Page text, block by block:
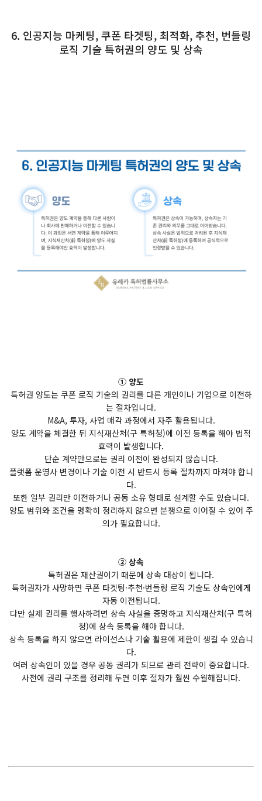
6. 인공지능 마케팅, 쿠폰 타겟팅, 최적화, 추천, 번들링
로직 기술 특허권의 양도 및 상속
① 양도
특허권 양도는 쿠폰 로직 기술의 권리를 다른 개인이나 기업으로 이전하
는 절차입니다.
M&A, 투자, 사업 매각 과정에서 자주 활용됩니다.
양도 계약을 체결한 뒤 지식재산처(구 특허청)에 이전 등록을 해야 법적
효력이 발생합니다.
단순 계약만으로는 권리 이전이 완성되지 않습니다.
플랫폼 운영사 변경이나 기술 이전 시 반드시 등록 절차까지 마쳐야 합니
다.
또한 일부 권리만 이전하거나 공동 소유 형태로 설계할 수도 있습니다.
양도 범위와 조건을 명확히 정리하지 않으면 분쟁으로 이어질 수 있어 주
의가 필요합니다.
② 상속
특허권은 재산권이기 때문에 상속 대상이 됩니다.
특허권자가 사망하면 쿠폰 타겟팅·추천·번들링 로직 기술도 상속인에게
자동 이전됩니다.
다만 실제 권리를 행사하려면 상속 사실을 증명하고 지식재산처(구 특허
청)에 상속 등록을 해야 합니다.
상속 등록을 하지 않으면 라이선스나 기술 활용에 제한이 생길 수 있습니
다.
여러 상속인이 있을 경우 공동 권리가 되므로 관리 전략이 중요합니다.
사전에 권리 구조를 정리해 두면 이후 절차가 훨씬 수월해집니다.